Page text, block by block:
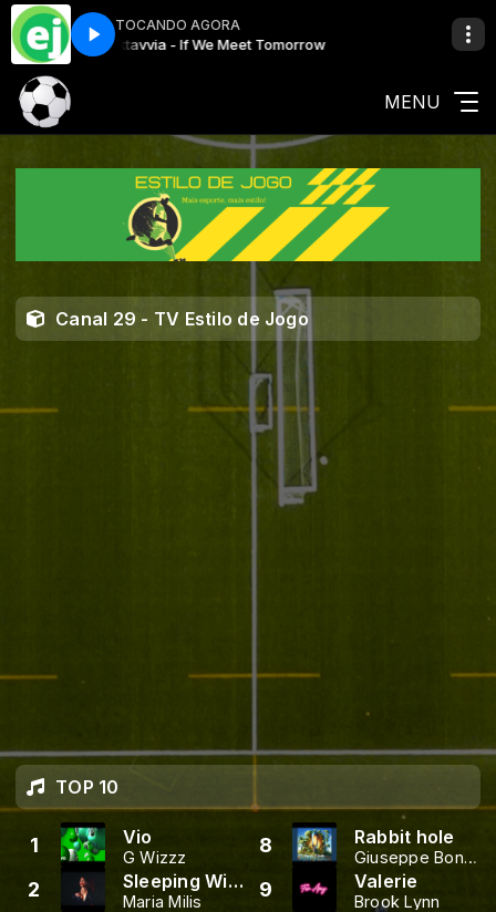
Programação Musical com Rádio Fé e Luz Programação Musical
TOCANDO AGORA
Oktavvia - If We Meet Tomorrow Oktavvia - If We Meet
MENU
Canal 29 - TV Estilo de Jogo
TOP 10
1 Vio
G Wizzz
2 Sleeping With The Enemy
Maria Milis
8 Rabbit hole
Giuseppe Bonaccorso
9 Valerie
Brook Lynn